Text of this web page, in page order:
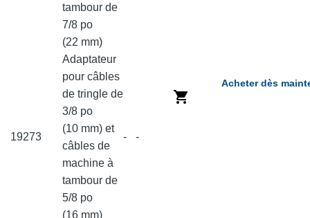
tambour de
7/8 po
(22 mm)
19273
Adaptateur
pour câbles
de tringle de
3/8 po
(10 mm) et
câbles de
machine à
tambour de
5/8 po
(16 mm)
- -
Acheter dès